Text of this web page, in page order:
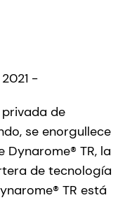
-
de
se enorgullece
TR, la
de tecnología
TR está